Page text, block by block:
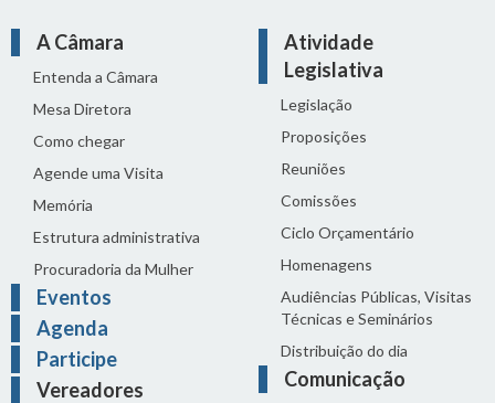
A Câmara
Entenda a Câmara
Mesa Diretora
Como chegar
Agende uma Visita
Memória
Estrutura administrativa
Procuradoria da Mulher
Eventos
Agenda
Participe
Vereadores
Atividade
Legislativa
Legislação
Proposições
Reuniões
Comissões
Ciclo Orçamentário
Homenagens
Audiências Públicas, Visitas
Técnicas e Seminários
Distribuição do dia
Comunicação